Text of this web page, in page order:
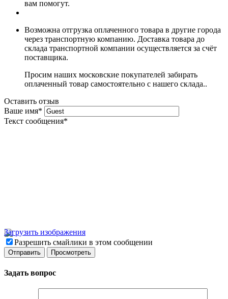
вам помогут.
Возможна отгрузка оплаченного товара в другие города
через транспортную компанию. Доставка товара до
склада транспортной компании осуществляется за счёт
поставщика.
Просим наших московские покупателей забирать
оплаченный товар самостоятельно с нашего склада..
Оставить отзыв
Ваше имя*
Текст сообщения*
Загрузить изображения
Разрешить смайлики в этом сообщении
Задать вопрос